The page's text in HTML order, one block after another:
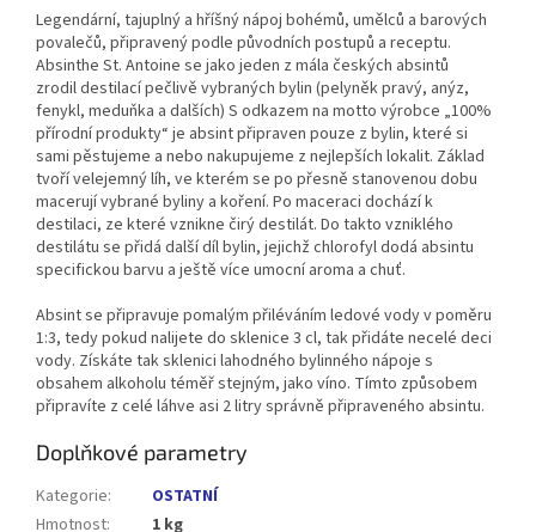
Legendární, tajuplný a hříšný nápoj bohémů, umělců a barových
povalečů, připravený podle původních postupů a receptu.
Absinthe St. Antoine se jako jeden z mála českých absintů
zrodil destilací pečlivě vybraných bylin (pelyněk pravý, anýz,
fenykl, meduňka a dalších) S odkazem na motto výrobce „100%
přírodní produkty“ je absint připraven pouze z bylin, které si
sami pěstujeme a nebo nakupujeme z nejlepších lokalit. Základ
tvoří velejemný líh, ve kterém se po přesně stanovenou dobu
macerují vybrané byliny a koření. Po maceraci dochází k
destilaci, ze které vznikne čirý destilát. Do takto vzniklého
destilátu se přidá další díl bylin, jejichž chlorofyl dodá absintu
specifickou barvu a ještě více umocní aroma a chuť.
Absint se připravuje pomalým přiléváním ledové vody v poměru
1:3, tedy pokud nalijete do sklenice 3 cl, tak přidáte necelé deci
vody. Získáte tak sklenici lahodného bylinného nápoje s
obsahem alkoholu téměř stejným, jako víno. Tímto způsobem
připravíte z celé láhve asi 2 litry správně připraveného absintu.
Doplňkové parametry
Kategorie:
OSTATNÍ
Hmotnost:
1 kg